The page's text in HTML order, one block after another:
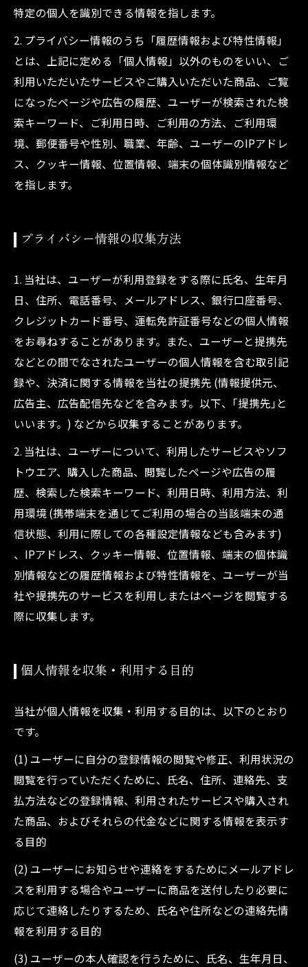
特定の個人を識別できる情報を指します。
2. プライバシー情報のうち「履歴情報および特性情報」
とは、上記に定める「個人情報」以外のものをいい、ご
利用いただいたサービスやご購入いただいた商品、ご覧
になったページや広告の履歴、ユーザーが検索された検
索キーワード、ご利用日時、ご利用の方法、ご利用環
境、郵便番号や性別、職業、年齢、ユーザーのIPアドレ
ス、クッキー情報、位置情報、端末の個体識別情報など
を指します。
プライバシー情報の収集方法
1. 当社は、ユーザーが利用登録をする際に氏名、生年月
日、住所、電話番号、メールアドレス、銀行口座番号、
クレジットカード番号、運転免許証番号などの個人情報
をお尋ねすることがあります。また、ユーザーと提携先
などとの間でなされたユーザーの個人情報を含む取引記
録や、決済に関する情報を当社の提携先 (情報提供元、
広告主、広告配信先などを含みます。以下、｢提携先｣と
いいます。) などから収集することがあります。
2. 当社は、ユーザーについて、利用したサービスやソフ
トウエア、購入した商品、閲覧したページや広告の履
歴、検索した検索キーワード、利用日時、利用方法、利
用環境 (携帯端末を通じてご利用の場合の当該端末の通
信状態、利用に際しての各種設定情報なども含みます)
、IPアドレス、クッキー情報、位置情報、端末の個体識
別情報などの履歴情報および特性情報を、ユーザーが当
社や提携先のサービスを利用しまたはページを閲覧する
際に収集します。
個人情報を収集・利用する目的
当社が個人情報を収集・利用する目的は、以下のとおり
です。
(1) ユーザーに自分の登録情報の閲覧や修正、利用状況の
閲覧を行っていただくために、氏名、住所、連絡先、支
払方法などの登録情報、利用されたサービスや購入され
た商品、およびそれらの代金などに関する情報を表示す
る目的
(2) ユーザーにお知らせや連絡をするためにメールアドレ
スを利用する場合やユーザーに商品を送付したり必要に
応じて連絡したりするため、氏名や住所などの連絡先情
報を利用する目的
(3) ユーザーの本人確認を行うために、氏名、生年月日、